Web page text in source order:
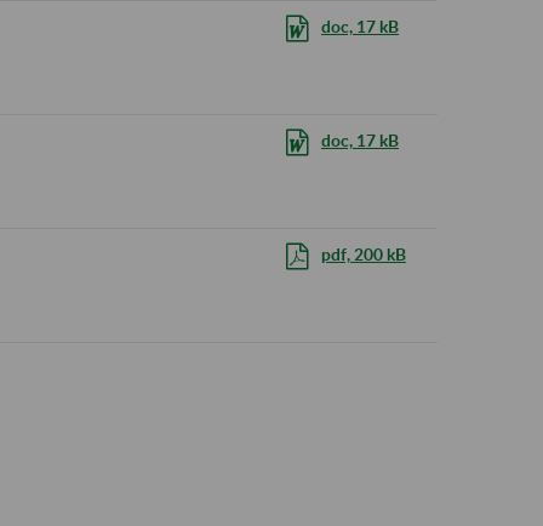
doc, 17 kB
doc, 17 kB
pdf, 200 kB